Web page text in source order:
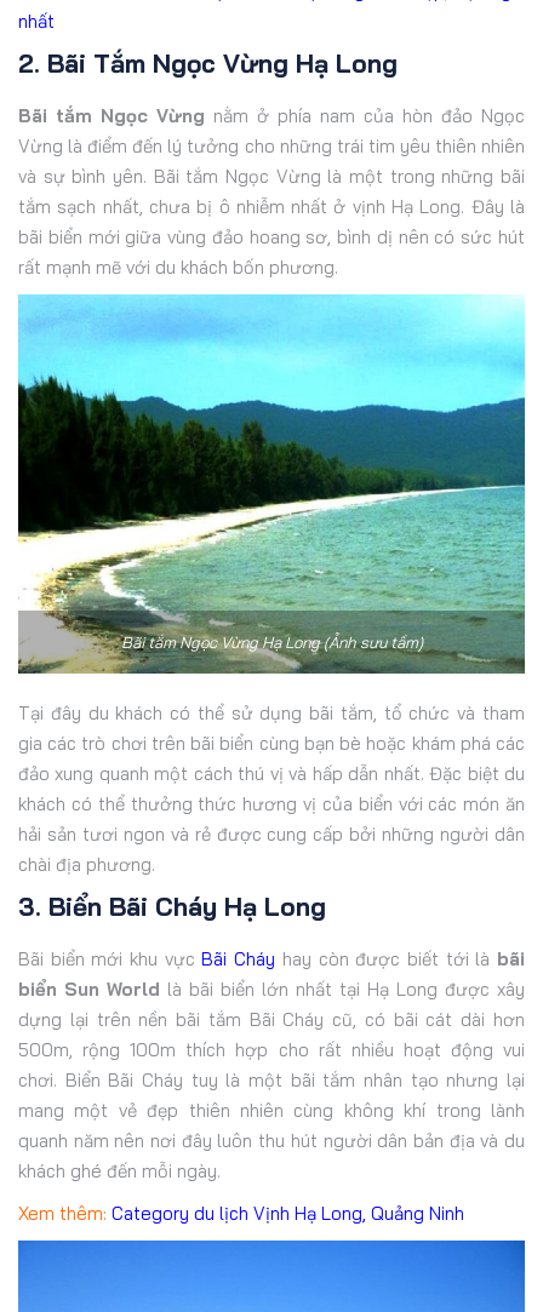
nhất
2. Bãi Tắm Ngọc Vừng Hạ Long
Bãi tắm Ngọc Vừng nằm ở phía nam của hòn đảo Ngọc
Vừng là điểm đến lý tưởng cho những trái tim yêu thiên nhiên
và sự bình yên. Bãi tắm Ngọc Vừng là một trong những bãi
tắm sạch nhất, chưa bị ô nhiễm nhất ở vịnh Hạ Long. Đây là
bãi biển mới giữa vùng đảo hoang sơ, bình dị nên có sức hút
rất mạnh mẽ với du khách bốn phương.
Bãi tắm Ngọc Vừng Hạ Long (Ảnh sưu tầm)
Tại đây du khách có thể sử dụng bãi tắm, tổ chức và tham
gia các trò chơi trên bãi biển cùng bạn bè hoặc khám phá các
đảo xung quanh một cách thú vị và hấp dẫn nhất. Đặc biệt du
khách có thể thưởng thức hương vị của biển với các món ăn
hải sản tươi ngon và rẻ được cung cấp bởi những người dân
chài địa phương.
3. Biển Bãi Cháy Hạ Long
Bãi biển mới khu vựcBãi Cháy hay còn được biết tới là bãi
biển Sun World là bãi biển lớn nhất tại Hạ Long được xây
dựng lại trên nền bãi tắm Bãi Cháy cũ, có bãi cát dài hơn
500m, rộng 100m thích hợp cho rất nhiều hoạt động vui
chơi. Biển Bãi Cháy tuy là một bãi tắm nhân tạo nhưng lại
mang một vẻ đẹp thiên nhiên cùng không khí trong lành
quanh năm nên nơi đây luôn thu hút người dân bản địa và du
khách ghé đến mỗi ngày.
Xem thêm: Category du lịch Vịnh Hạ Long, Quảng Ninh